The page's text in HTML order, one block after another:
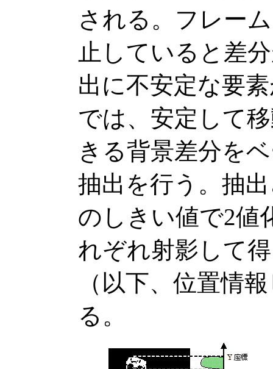
される。フレー
止していると差
出に不安定な要
では、安定して
きる背景差分を
抽出を行う。抽
のしきい値で2値
れぞれ射影して
（以下、位置情
る。